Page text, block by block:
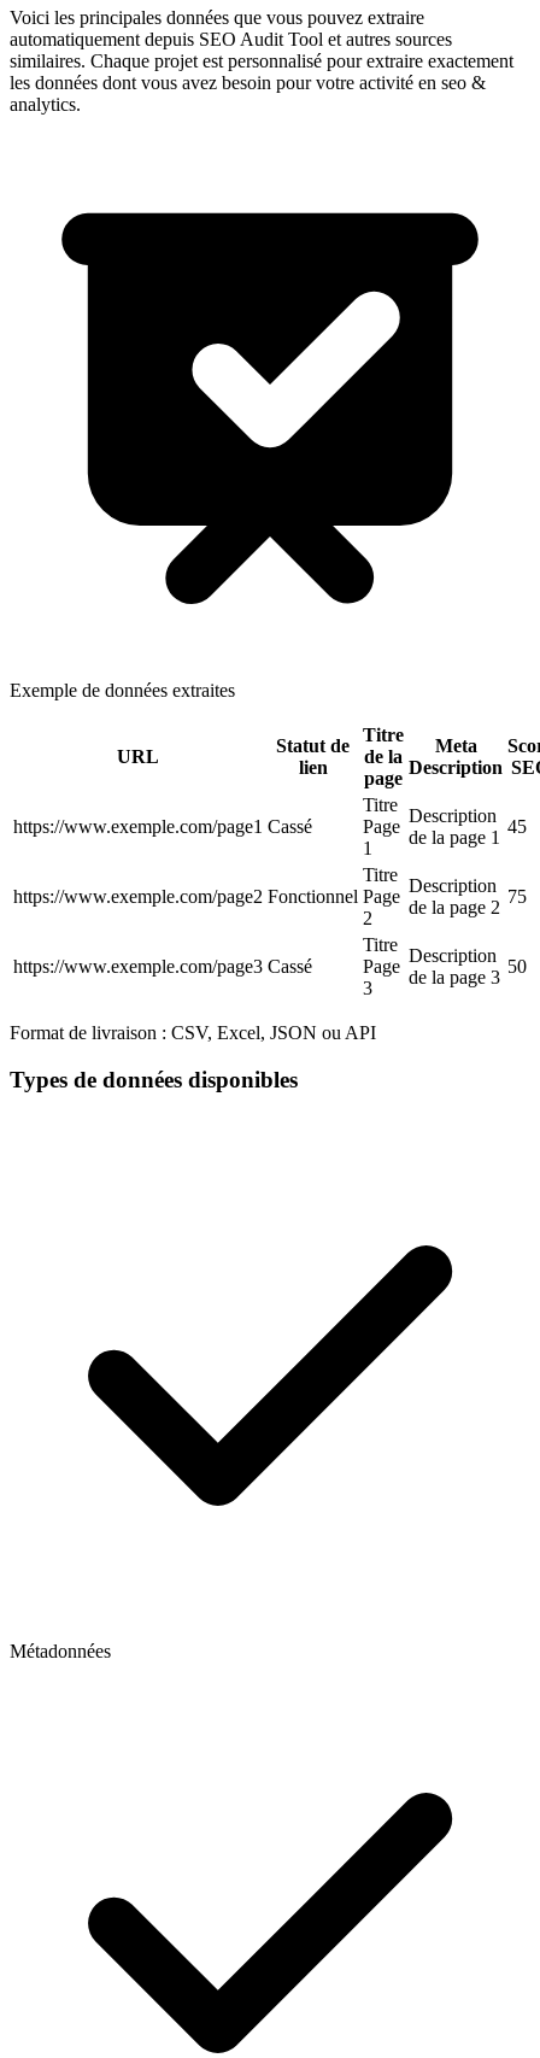
Voici les principales données que vous pouvez extraire
automatiquement depuis SEO Audit Tool et autres sources
similaires. Chaque projet est personnalisé pour extraire exactement
les données dont vous avez besoin pour votre activité en seo &
analytics.
Exemple de données extraites
URL
Statut de
lien
Titre
de la
page
Meta
Description
https://www.exemple.com/page1 Cassé
Titre
Page
1
Description
de la page 1
45
https://www.exemple.com/page2 Fonctionnel
Titre
Page
2
Description
de la page 2
75
https://www.exemple.com/page3 Cassé
Titre
Page
3
Description
de la page 3
50
Format de livraison : CSV, Excel, JSON ou API
Types de données disponibles
Métadonnées